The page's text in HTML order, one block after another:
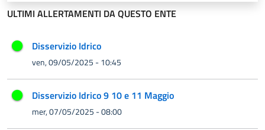
ULTIMI ALLERTAMENTI DA QUESTO ENTE
Disservizio Idrico
ven, 09/05/2025 - 10:45
Disservizio Idrico 9 10 e 11 Maggio
mer, 07/05/2025 - 08:00